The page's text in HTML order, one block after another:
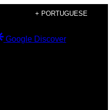
+ PORTUGUESE
Google Discover